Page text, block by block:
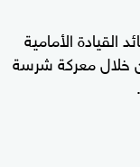
44 عامًا، قائد القيادة الأمامية
مع 9 جنود آخرين خلال معركة شرسة